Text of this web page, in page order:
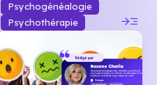
Psychogénéalogie
Psychothérapie
read_more